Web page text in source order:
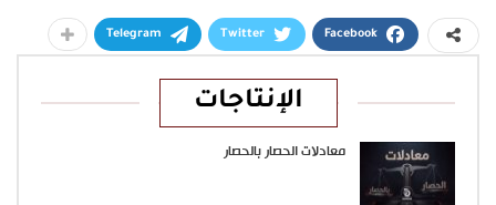
Facebook
Twitter
Telegram
الإنتاجات
معادلات الحصار بالحصار